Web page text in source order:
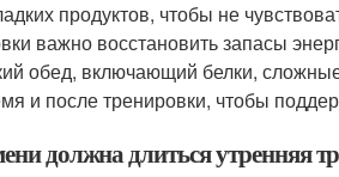
продуктов, чтобы не
важно восстановить запасы
обед, включающий белки,
и после тренировки, чтобы
должна длиться утренняя